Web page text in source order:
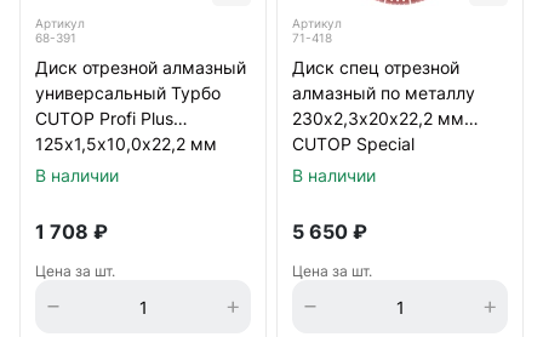
Артикул
68-391
Диск отрезной алмазный
универсальный Турбо
CUTOP Profi Plus
125х1,5х10,0х22,2 мм
В наличии
1 708 ₽
Цена за шт.
Артикул
71-418
Диск спец отрезной
алмазный по металлу
230х2,3х20х22,2 мм
CUTOP Special
В наличии
5 650 ₽
Цена за шт.